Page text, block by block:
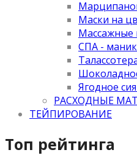
Маски на
Массажные
СПА -
Ягодное
РАСХОДНЫЕ
ТЕЙПИРОВАНИЕ
Топ рейтинга